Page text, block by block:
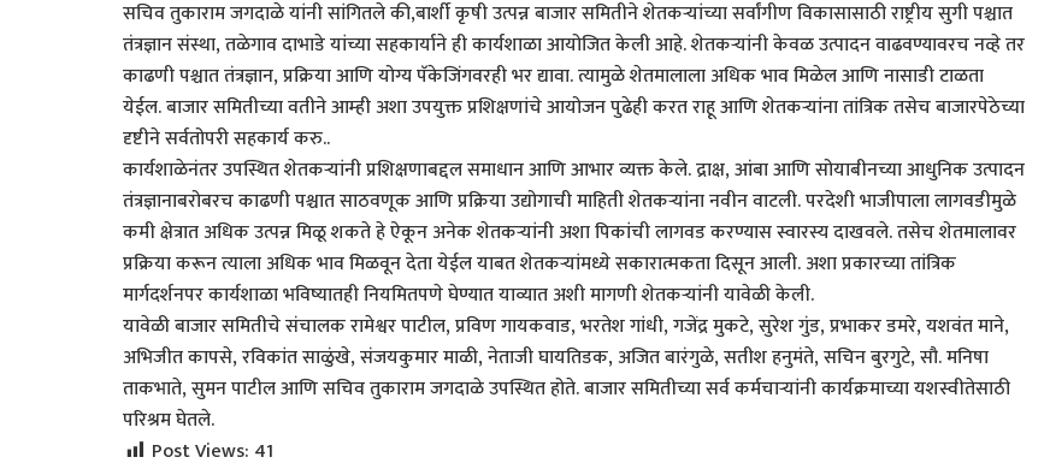
सचिव तुकाराम जगदाळे यांनी सांगितले की,बार्शी कृषी उत्पन्न बाजार समितीने शेतकऱ्यांच्या सर्वांगीण विकासासाठी राष्ट्रीय सुगी पश्चात
तंत्रज्ञान संस्था, तळेगाव दाभाडे यांच्या सहकार्याने ही कार्यशाळा आयोजित केली आहे. शेतकऱ्यांनी केवळ उत्पादन वाढवण्यावरच नव्हे तर
काढणी पश्चात तंत्रज्ञान, प्रक्रिया आणि योग्य पॅकेजिंगवरही भर द्यावा. त्यामुळे शेतमालाला अधिक भाव मिळेल आणि नासाडी टाळता
येईल. बाजार समितीच्या वतीने आम्ही अशा उपयुक्त प्रशिक्षणांचे आयोजन पुढेही करत राहू आणि शेतकऱ्यांना तांत्रिक तसेच बाजारपेठेच्या
दृष्टीने सर्वतोपरी सहकार्य करु..
कार्यशाळेनंतर उपस्थित शेतकऱ्यांनी प्रशिक्षणाबद्दल समाधान आणि आभार व्यक्त केले. द्राक्ष, आंबा आणि सोयाबीनच्या आधुनिक उत्पादन
तंत्रज्ञानाबरोबरच काढणी पश्चात साठवणूक आणि प्रक्रिया उद्योगाची माहिती शेतकऱ्यांना नवीन वाटली. परदेशी भाजीपाला लागवडीमुळे
कमी क्षेत्रात अधिक उत्पन्न मिळू शकते हे ऐकून अनेक शेतकऱ्यांनी अशा पिकांची लागवड करण्यास स्वारस्य दाखवले. तसेच शेतमालावर
प्रक्रिया करून त्याला अधिक भाव मिळवून देता येईल याबत शेतकऱ्यांमध्ये सकारात्मकता दिसून आली. अशा प्रकारच्या तांत्रिक
मार्गदर्शनपर कार्यशाळा भविष्यातही नियमितपणे घेण्यात याव्यात अशी मागणी शेतकऱ्यांनी यावेळी केली.
यावेळी बाजार समितीचे संचालक रामेश्वर पाटील, प्रविण गायकवाड, भरतेश गांधी, गजेंद्र मुकटे, सुरेश गुंड, प्रभाकर डमरे, यशवंत माने,
अभिजीत कापसे, रविकांत साळुंखे, संजयकुमार माळी, नेताजी घायतिडक, अजित बारंगुळे, सतीश हनुमंते, सचिन बुरगुटे, सौ. मनिषा
ताकभाते, सुमन पाटील आणि सचिव तुकाराम जगदाळे उपस्थित होते. बाजार समितीच्या सर्व कर्मचाऱ्यांनी कार्यक्रमाच्या यशस्वीतेसाठी
परिश्रम घेतले.
Post Views: 41